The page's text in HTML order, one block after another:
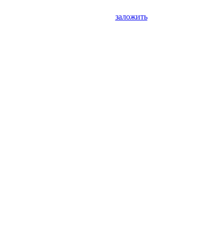
заложить